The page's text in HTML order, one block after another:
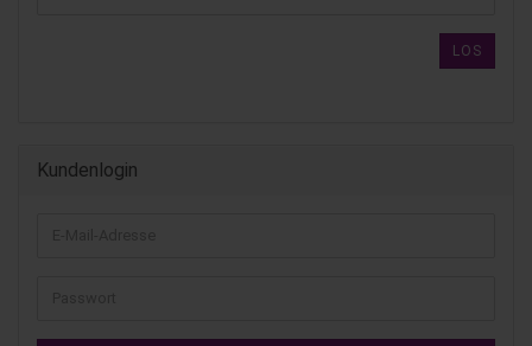
LOS
Kundenlogin